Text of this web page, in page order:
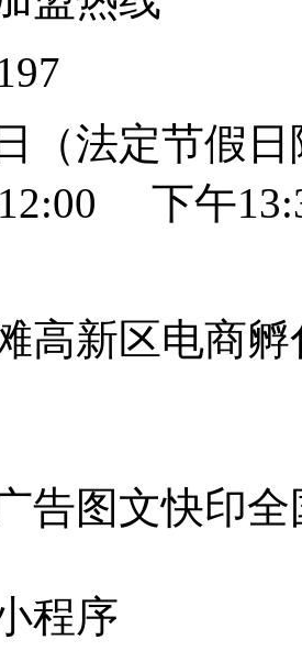
（法定节假
12:00 下午
高新区电商孵
告图文快印全
程序